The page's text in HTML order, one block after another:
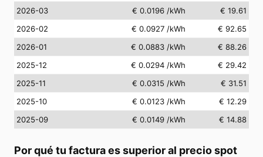
2026-03
€ 0.0196 /kWh
€ 19.61
2026-02
€ 0.0927 /kWh
€ 92.65
2026-01
€ 0.0883 /kWh
€ 88.26
2025-12
€ 0.0294 /kWh
€ 29.42
2025-11
€ 0.0315 /kWh
€ 31.51
2025-10
€ 0.0123 /kWh
€ 12.29
2025-09
€ 0.0149 /kWh € 14.88
Por qué tu factura es superior al precio spot